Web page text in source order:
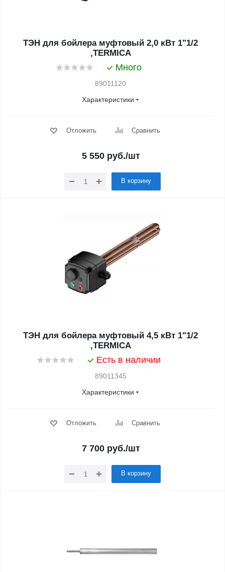
ТЭН для бойлера муфтовый 2,0 кВт 1"1/2
,TERMICA
Много
89011120
Характеристики
Отложить Сравнить
5 550руб./шт
В корзину
ТЭН для бойлера муфтовый 4,5 кВт 1"1/2
,TERMICA
Есть в наличии
89011345
Характеристики
Отложить Сравнить
7 700руб./шт
В корзину